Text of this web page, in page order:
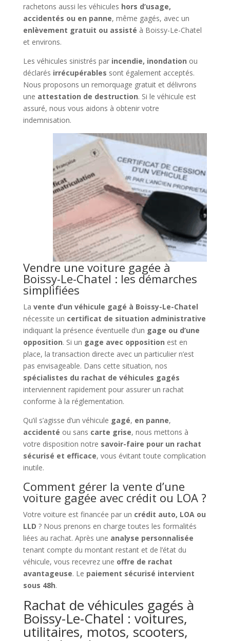
rachetons aussi les véhicules hors d’usage,
accidentés ou en panne, même gagés, avec un
enlèvement gratuit ou assisté à Boissy-Le-Chatel
et environs.
Les véhicules sinistrés par incendie, inondation ou
déclarés irrécupérables sont également acceptés.
Nous proposons un remorquage gratuit et délivrons
une attestation de destruction. Si le véhicule est
assuré, nous vous aidons à obtenir votre
indemnisation.
Vendre une voiture gagée à
Boissy-Le-Chatel : les démarches
simplifiées
La vente d’un véhicule gagé à Boissy-Le-Chatel
nécessite un certificat de situation administrative
indiquant la présence éventuelle d’un gage ou d’une
opposition. Si un gage avec opposition est en
place, la transaction directe avec un particulier n’est
pas envisageable. Dans cette situation, nos
spécialistes du rachat de véhicules gagés
interviennent rapidement pour assurer un rachat
conforme à la réglementation.
Qu’il s’agisse d’un véhicule gagé, en panne,
accidenté ou sans carte grise, nous mettons à
votre disposition notre savoir-faire pour un rachat
sécurisé et efficace, vous évitant toute complication
inutile.
Comment gérer la vente d’une
voiture gagée avec crédit ou LOA ?
Votre voiture est financée par un crédit auto, LOA ou
LLD ? Nous prenons en charge toutes les formalités
liées au rachat. Après une analyse personnalisée
tenant compte du montant restant et de l’état du
véhicule, vous recevrez une offre de rachat
avantageuse. Le paiement sécurisé intervient
sous 48h.
Rachat de véhicules gagés à
Boissy-Le-Chatel : voitures,
utilitaires, motos, scooters,